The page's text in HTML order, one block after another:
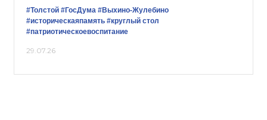
#Толстой #ГосДума #Выхино-Жулебино
#историческаяпамять #круглый стол
#патриотическоевоспитание
29.07.26